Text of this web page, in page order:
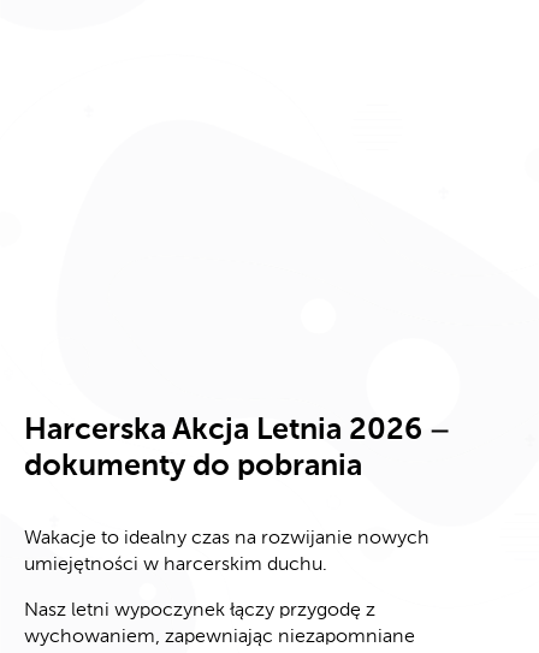
Harcerska Akcja Letnia 2026 –
dokumenty do pobrania
Wakacje to idealny czas na rozwijanie nowych
umiejętności w harcerskim duchu.
Nasz letni wypoczynek łączy przygodę z
wychowaniem, zapewniając niezapomniane